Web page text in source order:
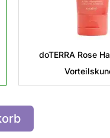
doTERRA Rose